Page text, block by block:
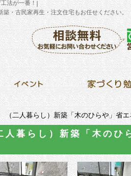
法が一番！|
・古民家再生・注文住宅もお任せください。
二人暮らし）新築「木のひらや」省
暮らし）新築「木の